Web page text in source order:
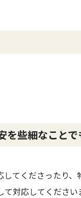
些細なこと
てくださったり
対応してください